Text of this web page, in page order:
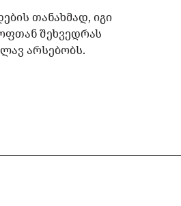
თანახმად, იგი
შეხვედრას
არსებობს.